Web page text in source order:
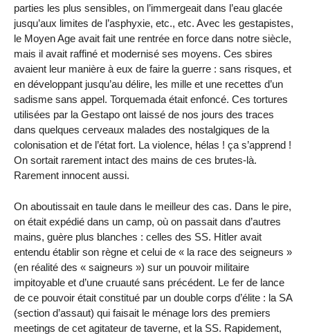
parties les plus sensibles, on l’immergeait dans l’eau glacée
jusqu’aux limites de l’asphyxie, etc., etc. Avec les gestapistes,
le Moyen Age avait fait une rentrée en force dans notre siècle,
mais il avait raffiné et modernisé ses moyens. Ces sbires
avaient leur manière à eux de faire la guerre : sans risques, et
en développant jusqu’au délire, les mille et une recettes d’un
sadisme sans appel. Torquemada était enfoncé. Ces tortures
utilisées par la Gestapo ont laissé de nos jours des traces
dans quelques cerveaux malades des nostalgiques de la
colonisation et de l’état fort. La violence, hélas ! ça s’apprend !
On sortait rarement intact des mains de ces brutes-là.
Rarement innocent aussi.
On aboutissait en taule dans le meilleur des cas. Dans le pire,
on était expédié dans un camp, où on passait dans d’autres
mains, guère plus blanches : celles des SS. Hitler avait
entendu établir son règne et celui de « la race des seigneurs »
(en réalité des « saigneurs ») sur un pouvoir militaire
impitoyable et d’une cruauté sans précédent. Le fer de lance
de ce pouvoir était constitué par un double corps d’élite : la SA
(section d’assaut) qui faisait le ménage lors des premiers
meetings de cet agitateur de taverne, et la SS. Rapidement,